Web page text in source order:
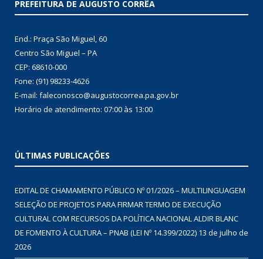
PREFEITURA DE AUGUSTO CORRÊA
End.: Praça São Miguel, 60
Centro São Miguel – PA
CEP: 68610-000
Fone: (91) 98233-4626
E-mail: faleconosco@augustocorrea.pa.gov.br
Horário de atendimento: 07:00 às 13:00
ÚLTIMAS PUBLICAÇÕES
EDITAL DE CHAMAMENTO PÚBLICO Nº 01/2026 – MULTILINGUAGEM
SELEÇÃO DE PROJETOS PARA FIRMAR TERMO DE EXECUÇÃO
CULTURAL COM RECURSOS DA POLÍTICA NACIONAL ALDIR BLANC
DE FOMENTO À CULTURA – PNAB (LEI Nº 14.399/2022) 13 de julho de
2026